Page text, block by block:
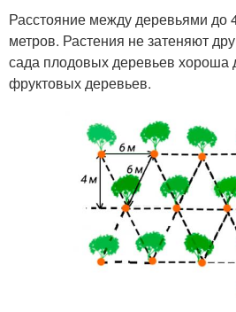
Расстояние между деревьями до
метров. Растения не затеняют
сада плодовых деревьев хороша
фруктовых деревьев.